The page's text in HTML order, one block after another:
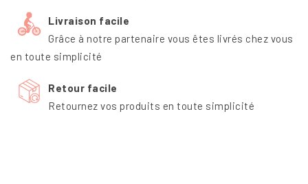
Livraison facile
Grâce à notre partenaire vous êtes livrés chez vous
en toute simplicité
Retour facile
Retournez vos produits en toute simplicité